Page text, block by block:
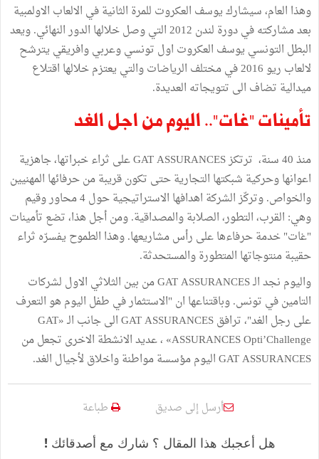
وهذا العام، سيشارك يوسف العكروت للمرة الثانية في الالعاب الاولمبية
بعد مشاركته في دورة لندن 2012 التي وصل خلالها الدور النهائي. ويعد
البطل التونسي يوسف العكروت اول تونسي وعربي وافريقي يترشح
لالعاب ريو 2016 في مختلف الرياضات والتي يعتزم خلالها اقتلاع
ميدالية تضاف الى تتويجاته العديدة.
تأمينات "غات".. اليوم من اجل الغد
منذ 40 سنة، ترتكز GAT ASSURANCES على ثراء خبراتها، جاهزية
اعوانها وحركية شبكتها التجارية حتى تكون قريبة من حرفائها المهنيين
والخواص. وتركّز الشركة اهدافها الاستراتيجية حول 4 محاور وقيم
وهي: القرب، التطور، الصلابة والمصداقية. ومن أجل هذا، تضع تأمينات
"غات" خدمة حرفاءها على رأس مشاريعها. وهذا الطموح يفسرّه ثراء
حقيبة منتوجاتها المتطورة والمستحدثة.
واليوم نجد الـ GAT ASSURANCES من بين الثلاثي الاول لشركات
التامين في تونس. وباقتناعها ان "الاستثمار في طفل اليوم هو التعرف
على رجل الغد"، ترافق GAT ASSURANCES الى جانب الـ «GAT
ASSURANCES Opti’Challenge» ، عديد الانشطة الاخرى تجعل من
GAT ASSURANCES اليوم مؤسسة مواطنة واخلاق لأجيال الغد.
أرسل إلى صديق طباعة
هل أعجبك هذا المقال ؟ شارك مع أصدقائك !